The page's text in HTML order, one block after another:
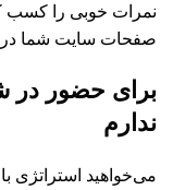
نمرات خوبی را کسب
صفحات سایت شما
برای حضور در
ندارم
می‌خواهید استراتژی